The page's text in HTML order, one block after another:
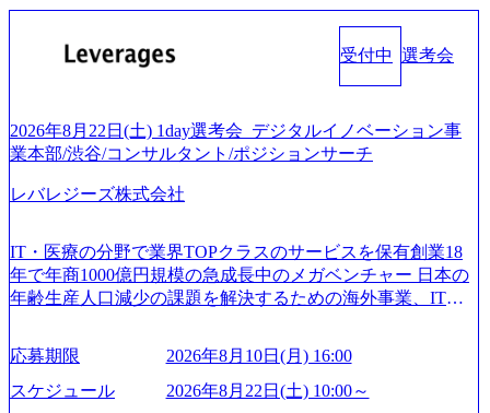
受付中 選考会
2026年8月22日(土) 1day選考会_デジタルイノベーション事
業本部/渋谷/コンサルタント/ポジションサーチ
レバレジーズ株式会社
IT・医療の分野で業界TOPクラスのサービスを保有創業18
年で年商1000億円規模の急成長中のメガベンチャー 日本の
年齢生産人口減少の課題を解決するための海外事業、IT事
以上の事業を展開する オールインハウスの組織体制をとっ
ており社内で新しい事業開発などの人員調達できる 独立資
本経営をとっており、事業創造の自由度が高い https://storag
応募期限
2026年8月10日(月) 16:00
スケジュール
2026年8月22日(土) 10:00～